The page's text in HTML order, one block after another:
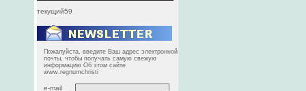
текущий59
Пожалуйста, введите Ваш адрес электронной
почты, чтобы получать самую свежую
информацию Об этом сайте
www.regnumchristi
e-mail